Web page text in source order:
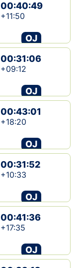
00:40:49
+11:50
OJ
00:31:06
+09:12
OJ
00:43:01
+18:20
OJ
00:31:52
+10:33
OJ
00:41:36
+17:35
OJ